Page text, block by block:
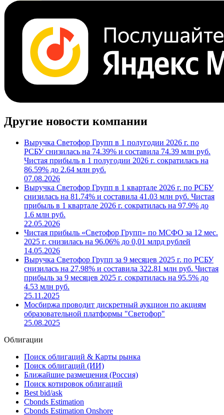
Поделиться
Cbonds.TV
Другие новости компании
Выручка Светофор Групп в 1 полугодии 2026 г. по
РСБУ снизилась на 74.39% и составила 74.39 млн руб.
Чистая прибыль в 1 полугодии 2026 г. сократилась на
86.59% до 2.64 млн руб.
07.08.2026
Выручка Светофор Групп в 1 квартале 2026 г. по РСБУ
снизилась на 81.74% и составила 41.03 млн руб. Чистая
прибыль в 1 квартале 2026 г. сократилась на 97.9% до
1.6 млн руб.
22.05.2026
Чистая прибыль «Светофор Групп» по МСФО за 12 мес.
2025 г. снизилась на 96.06% до 0,01 млрд рублей
14.05.2026
Выручка Светофор Групп за 9 месяцев 2025 г. по РСБУ
снизилась на 27.98% и составила 322.81 млн руб. Чистая
прибыль за 9 месяцев 2025 г. сократилась на 95.5% до
4.53 млн руб.
Мосбиржа проводит дискретный аукцион по акциям
25.08.2025
Облигации
Поиск облигаций & Карты рынка
Поиск облигаций (ИИ)
Ближайшие размещения (Россия)